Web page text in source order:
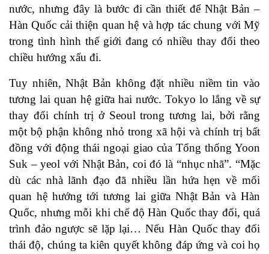
nước, nhưng đây là bước đi cần thiết để Nhật Bản –
Hàn Quốc cải thiện quan hệ và hợp tác chung với Mỹ
trong tình hình thế giới đang có nhiều thay đổi theo
chiều hướng xấu đi.
Tuy nhiên, Nhật Bản không đặt nhiều niềm tin vào
tương lai quan hệ giữa hai nước. Tokyo lo lắng về sự
thay đổi chính trị ở Seoul trong tương lai, bởi rằng
một bộ phận không nhỏ trong xã hội và chính trị bất
đồng với động thái ngoại giao của Tổng thống Yoon
Suk – yeol với Nhật Bản, coi đó là “nhục nhã”. “Mặc
dù các nhà lãnh đạo đã nhiều lần hứa hẹn về mối
quan hệ hướng tới tương lai giữa Nhật Bản và Hàn
Quốc, nhưng mỗi khi chế độ Hàn Quốc thay đổi, quá
trình đảo ngược sẽ lặp lại… Nếu Hàn Quốc thay đổi
thái độ, chúng ta kiên quyết không đáp ứng và coi họ